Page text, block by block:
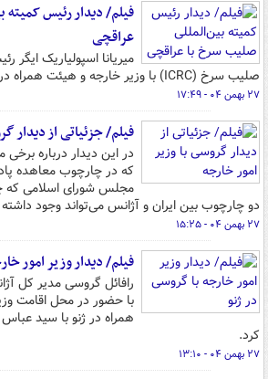
فیلم/ دیدار رئیس کمیته
عراقچی
میریانا اسپولیاریک ایگر
صلیب سرخ (ICRC) با وزیر خارجه و هیئت همراه در ژنو دیدار و گفتگو کرد.
۲۷ بهمن ۰۴ - ۱۷:۴۹
فیلم/ جزئیاتی از دیدار
در این دیدار درباره
که در چارچوب معاهده
مجلس شورای اسلامی که
دو چارچوب بین ایران و آژانس می‌تواند وجود
۲۷ بهمن ۰۴ - ۱۵:۲۵
فیلم/ دیدار وزیر امور
رافائل گروسی مدیر کل
با حضور در محل اقامت
همراه در ژنو با سید
کرد.
۲۷ بهمن ۰۴ - ۱۳:۱۰